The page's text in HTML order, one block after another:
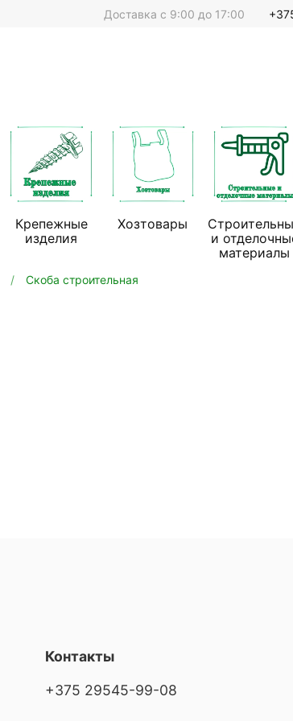
Доставка с 9:00 до 17:00
Крепежные
изделия
Хозтовары
и
материалы
Скоба строительная
Контакты
+375 29545-99-08